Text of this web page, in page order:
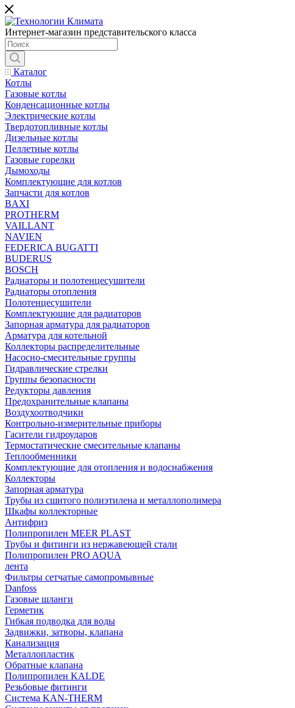
Интернет-магазин представительского класса
Каталог
Котлы
Газовые котлы
Конденсационные котлы
Электрические котлы
Твердотопливные котлы
Дизельные котлы
Пеллетные котлы
Газовые горелки
Дымоходы
Комплектующие для котлов
Запчасти для котлов
BAXI
PROTHERM
VAILLANT
NAVIEN
FEDERICA BUGATTI
BUDERUS
BOSCH
Радиаторы и полотенцесушители
Радиаторы отопления
Полотенцесушители
Комплектующие для радиаторов
Запорная арматура для радиаторов
Арматура для котельной
Коллекторы распределительные
Насосно-смесительные группы
Гидравлические стрелки
Группы безопасности
Редукторы давления
Предохранительные клапаны
Воздухоотводчики
Контрольно-измерительные приборы
Гасители гидроударов
Термостатические смесительные клапаны
Теплообменники
Комплектующие для отопления и водоснабжения
Коллекторы
Запорная арматура
Трубы из сшитого полиэтилена и металлополимера
Шкафы коллекторные
Антифриз
Полипропилен MEER PLAST
Трубы и фитинги из нержавеющей стали
Полипропилен PRO AQUA
лента
Фильтры сетчатые самопромывные
Danfoss
Газовые шланги
Герметик
Гибкая подводка для воды
Задвижки, затворы, клапана
Канализация
Металлопластик
Обратные клапана
Полипропилен KALDE
Резьбовые фитинги
Система KAN-THERM